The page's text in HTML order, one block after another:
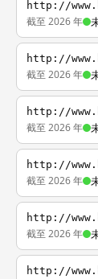
http://
截至 2026 年
http://
截至 2026 年
http://
截至 2026 年
http://
截至 2026 年
http://
截至 2026 年
http://